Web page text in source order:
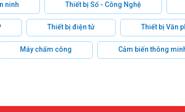
ninh Thiết bị Số - Công Nghệ
Thiết bị điện tử Thiết bị Văn
Máy chấm công Cảm biến thông